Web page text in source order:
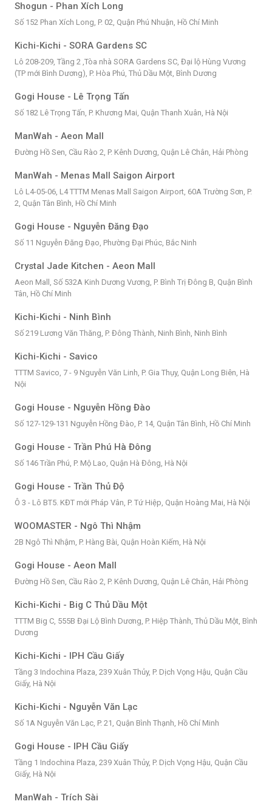
Shogun - Phan Xích Long
Số 152 Phan Xích Long, P. 02, Quận Phú Nhuận, Hồ Chí Minh
Kichi-Kichi - SORA Gardens SC
Lô 208-209, Tầng 2 ,Tòa nhà SORA Gardens SC, Đại lộ Hùng Vương
(TP mới Bình Dương), P. Hòa Phú, Thủ Dầu Một, Bình Dương
Gogi House - Lê Trọng Tấn
Số 182 Lê Trọng Tấn, P. Khương Mai, Quận Thanh Xuân, Hà Nội
ManWah - Aeon Mall
Đường Hồ Sen, Cầu Rào 2, P. Kênh Dương, Quận Lê Chân, Hải Phòng
ManWah - Menas Mall Saigon Airport
Lô L4-05-06, L4 TTTM Menas Mall Saigon Airport, 60A Trường Sơn, P.
2, Quận Tân Bình, Hồ Chí Minh
Gogi House - Nguyễn Đăng Đạo
Số 11 Nguyễn Đăng Đạo, Phường Đại Phúc, Bắc Ninh
Crystal Jade Kitchen - Aeon Mall
Aeon Mall, Số 532A Kinh Dương Vương, P. Bình Trị Đông B, Quận Bình
Tân, Hồ Chí Minh
Kichi-Kichi - Ninh Bình
Số 219 Lương Văn Thăng, P. Đông Thành, Ninh Bình, Ninh Bình
Kichi-Kichi - Savico
TTTM Savico, 7 - 9 Nguyễn Văn Linh, P. Gia Thụy, Quận Long Biên, Hà
Nội
Gogi House - Nguyễn Hồng Đào
Số 127-129-131 Nguyễn Hồng Đào, P. 14, Quận Tân Bình, Hồ Chí Minh
Gogi House - Trần Phú Hà Đông
Số 146 Trần Phú, P. Mộ Lao, Quận Hà Đông, Hà Nội
Gogi House - Trần Thủ Độ
Ô 3 - Lô BT5. KĐT mới Pháp Vân, P. Tứ Hiệp, Quận Hoàng Mai, Hà Nội
WOOMASTER - Ngô Thì Nhậm
2B Ngô Thì Nhậm, P. Hàng Bài, Quận Hoàn Kiếm, Hà Nội
Gogi House - Aeon Mall
Đường Hồ Sen, Cầu Rào 2, P. Kênh Dương, Quận Lê Chân, Hải Phòng
Kichi-Kichi - Big C Thủ Dầu Một
TTTM Big C, 555B Đại Lộ Bình Dương, P. Hiệp Thành, Thủ Dầu Một, Bình
Dương
Kichi-Kichi - IPH Cầu Giấy
Tầng 3 Indochina Plaza, 239 Xuân Thủy, P. Dịch Vọng Hậu, Quận Cầu
Giấy, Hà Nội
Kichi-Kichi - Nguyễn Văn Lạc
Số 1A Nguyễn Văn Lạc, P. 21, Quận Bình Thạnh, Hồ Chí Minh
Gogi House - IPH Cầu Giấy
Tầng 1 Indochina Plaza, 239 Xuân Thủy, P. Dịch Vọng Hậu, Quận Cầu
Giấy, Hà Nội
ManWah - Trích Sài